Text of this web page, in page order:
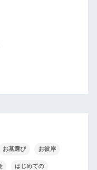
お墓選び お彼岸
はじめての